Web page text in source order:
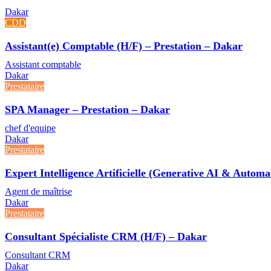
Dakar
CDD
Assistant(e) Comptable (H/F) – Prestation – Dakar
Assistant comptable
Dakar
Prestataire
SPA Manager – Prestation – Dakar
chef d'equipe
Dakar
Prestataire
Expert Intelligence Artificielle (Generative AI &
Agent de maîtrise
Dakar
Prestataire
Consultant Spécialiste CRM (H/F) – Dakar
Consultant CRM
Dakar